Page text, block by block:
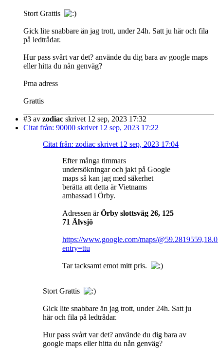
Stort Grattis
Gick lite snabbare än jag trott, under 24h. Satt ju här och fila
på ledtrådar.
Hur pass svårt var det? använde du dig bara av google maps
eller hitta du nån genväg?
Pma adress
Grattis
#3 av zodiac skrivet 12 sep, 2023 17:32
Citat från: 90000 skrivet 12 sep, 2023 17:22
Citat från: zodiac skrivet 12 sep, 2023 17:04
Efter många timmars
undersökningar och jakt på Google
maps så kan jag med säkerhet
berätta att detta är Vietnams
ambassad i Örby.
Adressen ärÖrby slottsväg 26, 125
71 Älvsjö
https://www.google.com/maps/
entry=ttu
Tar tacksamt emot mitt pris.
Stort Grattis
Gick lite snabbare än jag trott, under 24h. Satt ju
här och fila på ledtrådar.
Hur pass svårt var det? använde du dig bara av
google maps eller hitta du nån genväg?